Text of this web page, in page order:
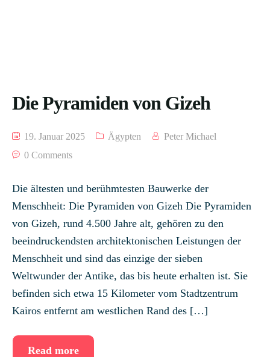
Die Pyramiden von Gizeh
19. Januar 2025 Ägypten
Peter Michael
0 Comments
Die ältesten und berühmtesten Bauwerke der
Menschheit: Die Pyramiden von Gizeh Die Pyramiden
von Gizeh, rund 4.500 Jahre alt, gehören zu den
beeindruckendsten architektonischen Leistungen der
Menschheit und sind das einzige der sieben
Weltwunder der Antike, das bis heute erhalten ist. Sie
befinden sich etwa 15 Kilometer vom Stadtzentrum
Kairos entfernt am westlichen Rand des […]
Read more